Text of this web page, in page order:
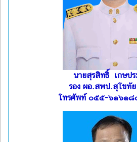
นายสุรสิทธิ์ เกษปร
รอง ผอ.สพป.สุโขทั
โทรศัพท์ ๐๕๕-๖๑๖๑๘